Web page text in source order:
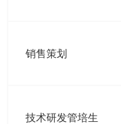
销售策划
技术研发管培生